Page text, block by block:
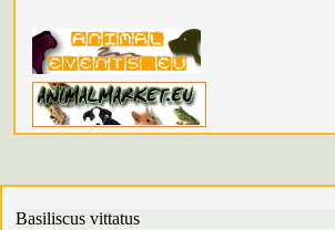
Basiliscus vittatus